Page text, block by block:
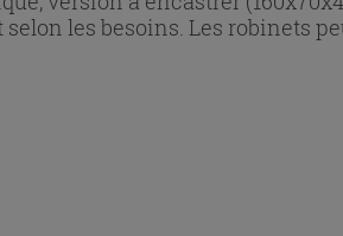
les besoins. Les robinets